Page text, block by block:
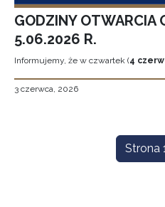
GODZINY OTWARCIA
5.06.2026 R.
Informujemy, że w czwartek (4
3 czerwca, 2026
Strona